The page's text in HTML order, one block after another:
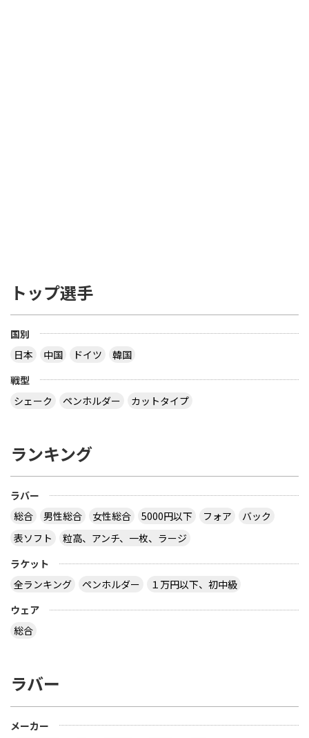
トップ選手
国別
日本
中国 ドイツ
韓国
戦型
シェーク
ペンホルダー カットタイプ
ランキング
ラバー
総合
男性総合 女性総合 5000円以下 フォア
バック
表ソフト
粒高、アンチ、一枚、ラージ
ラケット
全ランキング
ペンホルダー
１万円以下、初中級
ウェア
総合
ラバー
メーカー